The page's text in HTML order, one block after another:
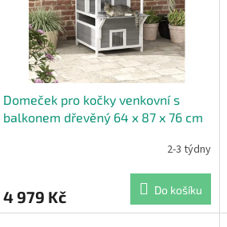
Domeček pro kočky venkovní s
balkonem dřevěný 64 x 87 x 76 cm
2-3 týdny
4 979 Kč Do košíku